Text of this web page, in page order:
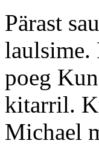
Pärast
laulsime.
poeg
kitarril.
Michael